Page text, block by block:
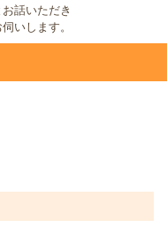
話いただき
いします。